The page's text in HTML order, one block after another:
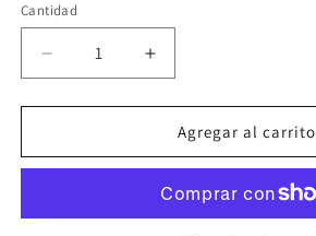
Cantidad
Reducir
cantidad
para
de
morado
Aumentar
cantidad
para
Vestido
de
corto
morado
Agregar al carrito